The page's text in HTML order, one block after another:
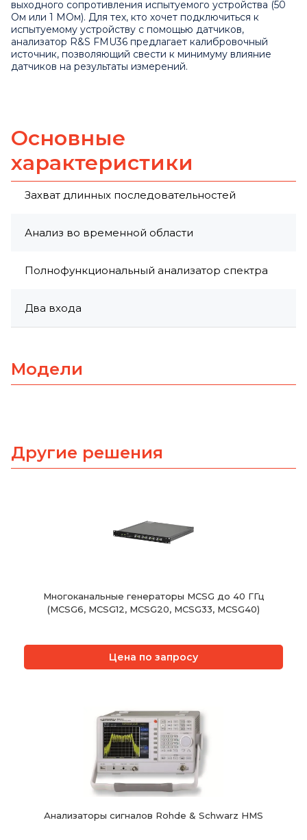
выходного сопротивления испытуемого устройства (50
Ом или 1 МОм). Для тех, кто хочет подключиться к
испытуемому устройству с помощью датчиков,
анализатор R&S FMU36 предлагает калибровочный
источник, позволяющий свести к минимуму влияние
датчиков на результаты измерений.
Основные
характеристики
Захват длинных последовательностей
Анализ во временной области
Полнофункциональный анализатор спектра
Два входа
Модели
Другие решения
Многоканальные генераторы MCSG до 40 ГГц
(MCSG6, MCSG12, MCSG20, MCSG33, MCSG40)
Цена по запросу
Анализаторы сигналов Rohde & Schwarz HMS